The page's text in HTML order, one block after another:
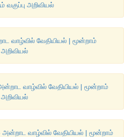
அறிவியல்
வாழ்வில் வேதியியல் | மூன்றாம்
வாழ்வில் வேதியியல் | மூன்றாம்
அன்றாட வாழ்வில் வேதியியல் | மூன்றாம்